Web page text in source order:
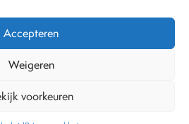
Accepteren
Weigeren
voorkeurentegen de Kwakzalverij. Alle